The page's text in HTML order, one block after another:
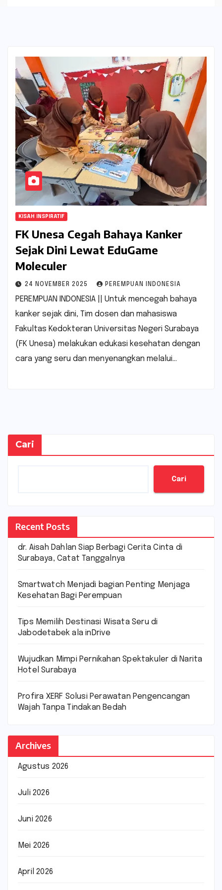
KISAH INSPIRATIF
FK Unesa Cegah Bahaya Kanker
Sejak Dini Lewat EduGame
Moleculer
24 NOVEMBER 2025 PEREMPUAN INDONESIA
PEREMPUAN INDONESIA || Untuk mencegah bahaya
kanker sejak dini, Tim dosen dan mahasiswa
Fakultas Kedokteran Universitas Negeri Surabaya
(FK Unesa) melakukan edukasi kesehatan dengan
cara yang seru dan menyenangkan melalui…
Cari
Cari
Recent Posts
dr. Aisah Dahlan Siap Berbagi Cerita Cinta di
Surabaya, Catat Tanggalnya
Smartwatch Menjadi bagian Penting Menjaga
Kesehatan Bagi Perempuan
Tips Memilih Destinasi Wisata Seru di
Jabodetabek ala inDrive
Wujudkan Mimpi Pernikahan Spektakuler di Narita
Hotel Surabaya
Profira XERF Solusi Perawatan Pengencangan
Wajah Tanpa Tindakan Bedah
Archives
Agustus 2026
Juli 2026
Juni 2026
Mei 2026
April 2026